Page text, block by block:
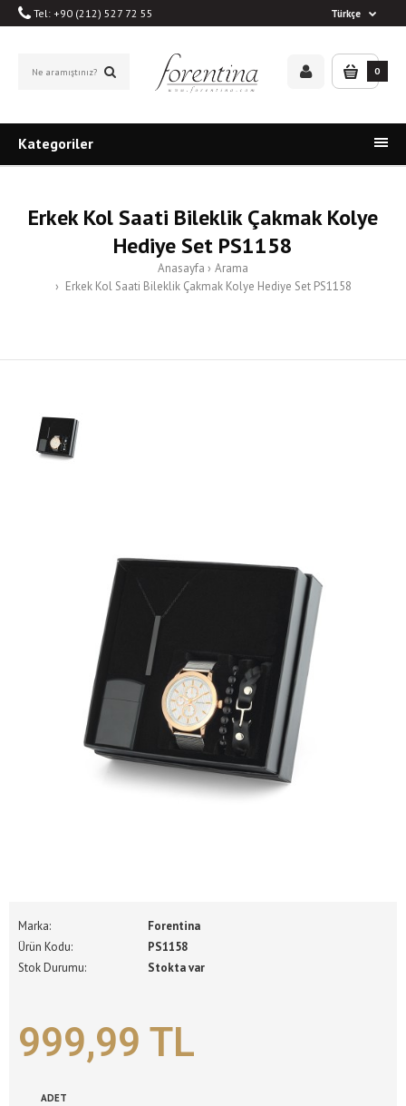
Tel: +90 (212) 527 72 55 Türkçe
0
Kategoriler
Erkek Kol Saati Bileklik Çakmak Kolye
Hediye Set PS1158
Anasayfa
Arama
Erkek Kol Saati Bileklik Çakmak Kolye Hediye Set PS1158
Marka:
Forentina
Ürün Kodu:
PS1158
Stok Durumu:
Stokta var
999,99 TL
ADET